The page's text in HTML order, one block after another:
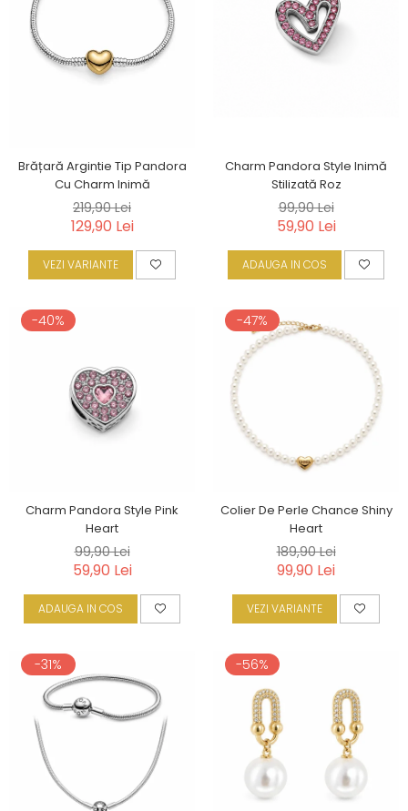
Brățară Argintie Tip Pandora
Cu Charm Inimă
219,90 Lei
129,90 Lei
VEZI VARIANTE
Charm Pandora Style Inimă
Stilizată Roz
99,90 Lei
59,90 Lei
ADAUGA IN COS
-40%
Charm Pandora Style Pink
Heart
99,90 Lei
59,90 Lei
ADAUGA IN COS
-47%
Colier De Perle Chance Shiny
Heart
189,90 Lei
99,90 Lei
VEZI VARIANTE
-31% -56%